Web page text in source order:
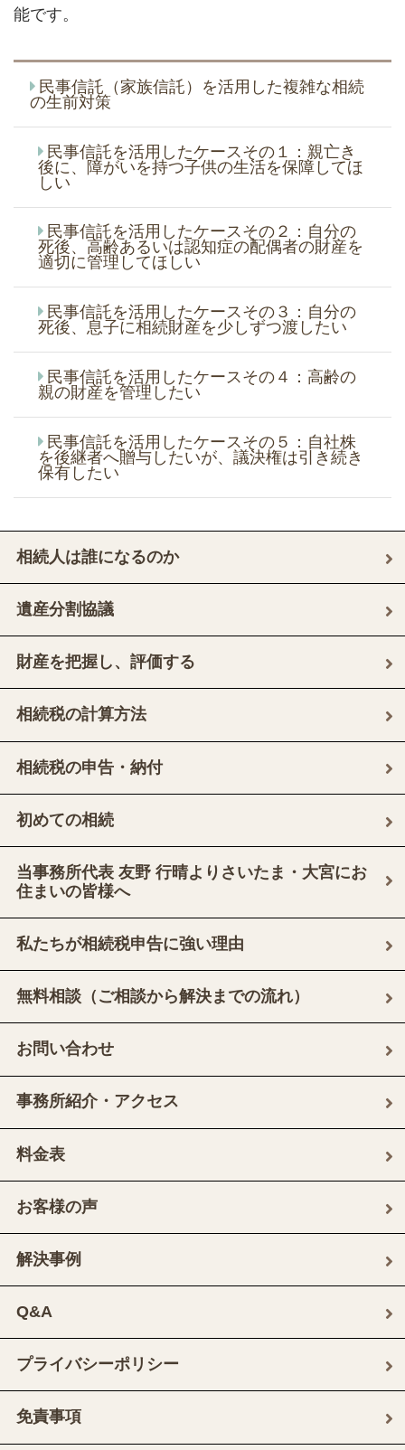
能です。
民事信託（家族信託）を活用した複雑な相続
の生前対策
民事信託を活用したケースその１：親亡き
後に、障がいを持つ子供の生活を保障してほ
しい
民事信託を活用したケースその２：自分の
死後、高齢あるいは認知症の配偶者の財産を
適切に管理してほしい
民事信託を活用したケースその３：自分の
死後、息子に相続財産を少しずつ渡したい
民事信託を活用したケースその４：高齢の
親の財産を管理したい
民事信託を活用したケースその５：自社株
を後継者へ贈与したいが、議決権は引き続き
保有したい
相続人は誰になるのか
遺産分割協議
財産を把握し、評価する
相続税の計算方法
相続税の申告・納付
初めての相続
当事務所代表 友野 行晴よりさいたま・大宮にお
住まいの皆様へ
私たちが相続税申告に強い理由
無料相談（ご相談から解決までの流れ）
お問い合わせ
事務所紹介・アクセス
料金表
お客様の声
解決事例
Q&A
プライバシーポリシー
免責事項